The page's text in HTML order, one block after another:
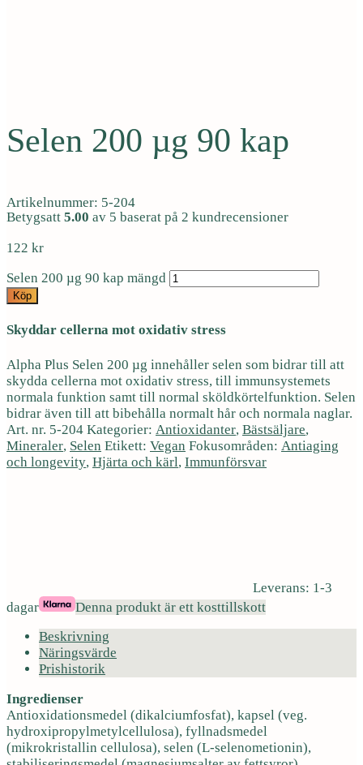
Selen 200 µg 90 kap
Artikelnummer: 5-204
Betygsatt 5.00 av 5 baserat på 2 kundrecensioner
122 kr
Selen 200 µg 90 kap mängd
Köp
Skyddar cellerna mot oxidativ stress
Alpha Plus Selen 200 µg innehåller selen som bidrar till att
skydda cellerna mot oxidativ stress, till immunsystemets
normala funktion samt till normal sköldkörtelfunktion. Selen
bidrar även till att bibehålla normalt hår och normala naglar.
Art. nr. 5-204 Kategorier: Antioxidanter, Bästsäljare,
Mineraler, Selen Etikett: Vegan Fokusområden: Antiaging
och longevity, Hjärta och kärl, Immunförsvar
Leverans: 1-3
dagar
Denna produkt är ett kosttillskott
Beskrivning
Näringsvärde
Prishistorik
Ingredienser
Antioxidationsmedel (dikalciumfosfat), kapsel (veg.
hydroxipropylmetylcellulosa), fyllnadsmedel
(mikrokristallin cellulosa), selen (L-selenometionin),